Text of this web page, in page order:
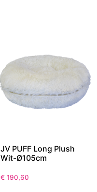
JV PUFF Long Plush
Wit-Ø105cm
€ 190,60